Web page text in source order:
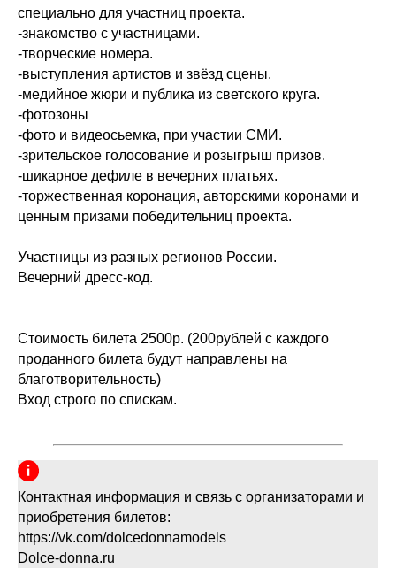
специально для участниц проекта.
-знакомство с участницами.
-творческие номера.
-выступления артистов и звёзд сцены.
-медийное жюри и публика из светского круга.
-фотозоны
-фото и видеосьемка, при участии СМИ.
-зрительское голосование и розыгрыш призов.
-шикарное дефиле в вечерних платьях.
-торжественная коронация, авторскими коронами и
ценным призами победительниц проекта.
Участницы из разных регионов России.
Вечерний дресс-код.
Стоимость билета 2500р. (200рублей с каждого
проданного билета будут направлены на
благотворительность)
Вход строго по спискам.
Контактная информация и связь с организаторами и
приобретения билетов:
https://vk.com/dolcedonnamodels
Dolce-donna.ru